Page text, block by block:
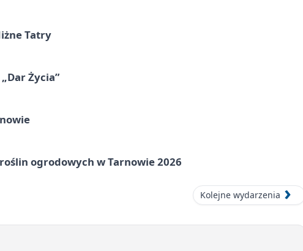
Tatry
Życia”
ogrodowych w Tarnowie 2026
Kolejne wydarzenia